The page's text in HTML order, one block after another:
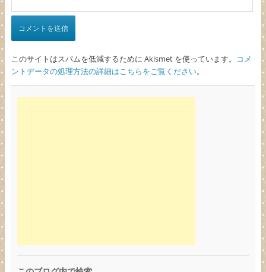
このサイトはスパムを低減するために Akismet を使っています。
コメ
ントデータの処理方法の詳細はこちらをご覧ください。